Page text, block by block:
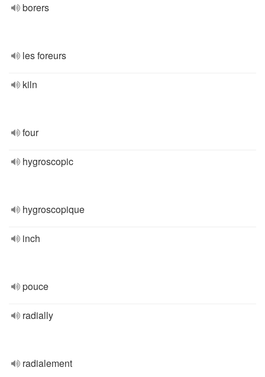
borers
les foreurs
kiln
four
hygroscopic
hygroscopique
inch
pouce
radially
radialement